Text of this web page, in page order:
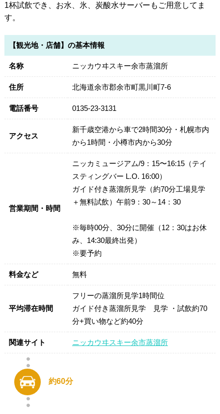
1杯試飲でき、お水、氷、炭酸水サーバーもご用意してま
す。
【観光地・店舗】の基本情報
名称 ニッカウヰスキー余市蒸溜所
住所 北海道余市郡余市町黒川町7-6
電話番号 0135-23-3131
アクセス
新千歳空港から車で2時間30分・札幌市内
から1時間・小樽市内から30分
営業期間・時間
ニッカミュージアム/9：15〜16:15（テイ
スティングバー L.O. 16:00）
ガイド付き蒸溜所見学（約70分工場見学
＋無料試飲）午前9：30～14：30
※毎時00分、30分に開催（12：30はお休
み、14:30最終出発）
※要予約
料金など 無料
平均滞在時間
フリーの蒸溜所見学1時間位
ガイド付き蒸溜所見学 見学 ・試飲約70
分+買い物など約40分
関連サイト ニッカウヰスキー余市蒸溜所
約60分